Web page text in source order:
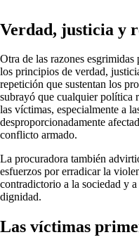
Verdad, justicia y
Otra de las razones
los principios de verdad,
repetición que sustentan los
subrayó que cualquier política
las víctimas, especialmente a
desproporcionadamente
conflicto armado.
La procuradora también
esfuerzos por erradicar la
contradictorio a la sociedad y
dignidad.
Las víctimas